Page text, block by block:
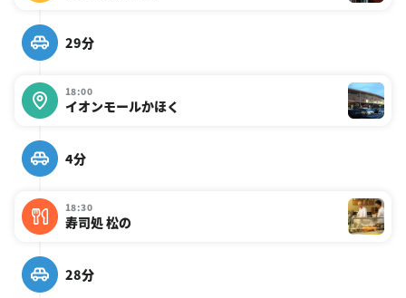
29分
18:00
イオンモールかほく
4分
18:30
寿司処 松の
28分